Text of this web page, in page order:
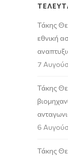
Τάκης
εθνική
7
Τάκης
6
Τάκης